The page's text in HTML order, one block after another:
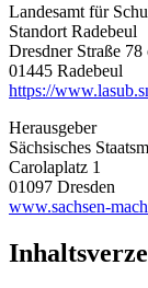
Landesamt für
Standort Radebeul
Dresdner Straße 78
01445 Radebeul
https://
Herausgeber
Sächsisches
Carolaplatz 1
01097 Dresden
www.sachsen-